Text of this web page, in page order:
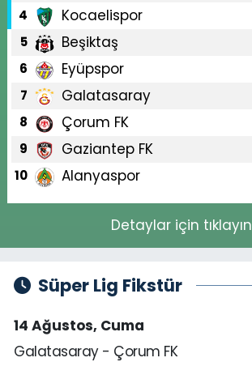
4 Kocaelispor
5 Beşiktaş
6 Eyüpspor
7 Galatasaray
8 Çorum FK
9 Gaziantep FK
10 Alanyaspor
Detaylar için tıklayın
Süper Lig Fikstür
14 Ağustos, Cuma
Galatasaray - Çorum FK